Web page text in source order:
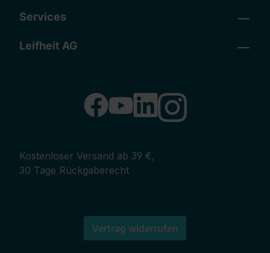
Services
Leifheit AG
Kostenloser Versand ab 39 €,
30 Tage Rückgaberecht
Vertrag widerrufen